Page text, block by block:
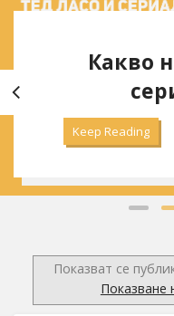
Какво
Keep Reading
Показват се
Показване